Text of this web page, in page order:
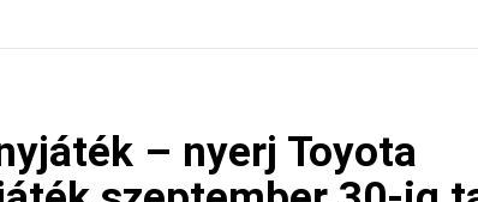
– nyerj Toyota